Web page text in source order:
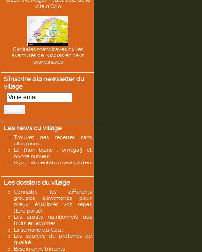
ville d'Oslo
Capitales scandinaves ou les
aventures de Nicolas en pays
scandinaves
S'inscrire à la newsletter du
village
Les news du village
Trouvez des recettes sans
allergènes !
Le thon blanc : oméga3 et
bonne humeur
Quiz : l'alimentation sans gluten
Les dossiers du village
Connaître les différents
groupes alimentaires pour
mieux équilibrer vos repas
(1ère partie)
Les atouts nutritionnels des
fruits et légumes
La semaine du Goût
Les sources de protéines de
qualité
Besoin en nutriments